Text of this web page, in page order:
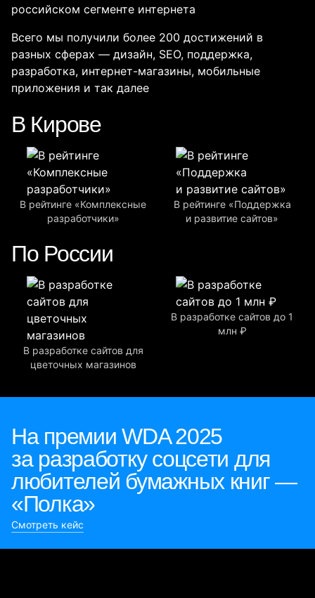
российском сегменте интернета
Всего мы получили более 200 достижений в
разных сферах — дизайн, SEO, поддержка,
разработка, интернет-магазины, мобильные
приложения и так далее
В Кирове
В рейтинге «Комплексные
разработчики»
В рейтинге «Поддержка
и развитие сайтов»
По России
В разработке сайтов для
цветочных магазинов
В разработке сайтов до 1
млн ₽
На премии WDA 2025
за разработку соцсети для
любителей бумажных книг —
«Полка»
Смотреть кейс